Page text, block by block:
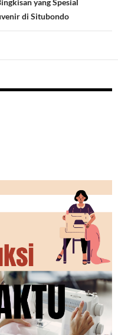
yang Spesial
di Situbondo